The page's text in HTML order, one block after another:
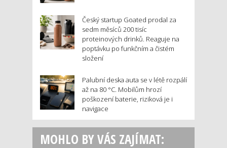
Český startup Goated prodal za
sedm měsíců 200 tisíc
proteinových drinků. Reaguje na
poptávku po funkčním a čistém
složení
Palubní deska auta se v létě rozpálí
až na 80 °C. Mobilům hrozí
poškození baterie, riziková je i
navigace
MOHLO BY VÁS ZAJÍMAT: